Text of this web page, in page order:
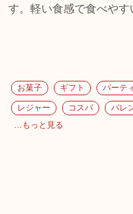
す。軽い食感で食べやす
お菓子 ギフト パーテ
レジャー コスパ バレ
…もっと見る